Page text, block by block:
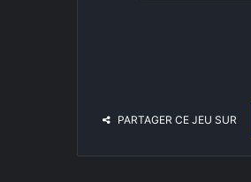
PARTAGER CE JEU SUR